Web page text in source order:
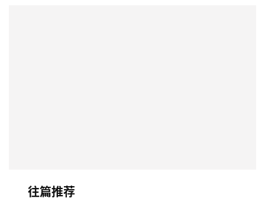
往篇推荐